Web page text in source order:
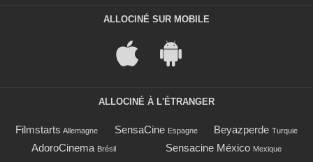
ALLOCINÉ SUR MOBILE
ALLOCINÉ À L'ÉTRANGER
Filmstarts Allemagne SensaCine Espagne Beyazperde Turquie
AdoroCinema Brésil Sensacine México Mexique